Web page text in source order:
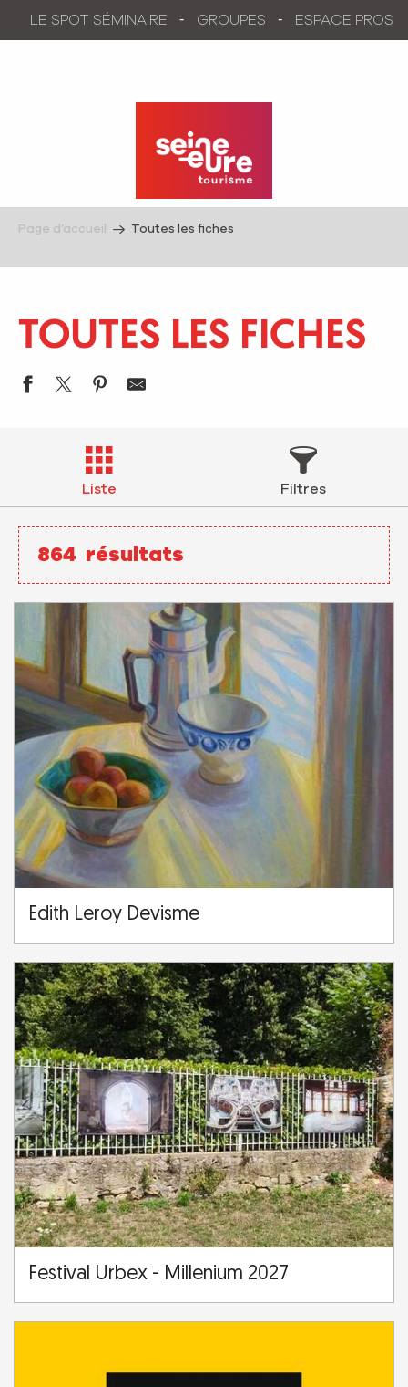
LE SPOT SÉMINAIRE GROUPES ESPACE PROS
Page d’accueil Toutes les fiches
TOUTES LES FICHES
Liste Filtres
864 résultats
Edith Leroy Devisme
Festival Urbex - Millenium 2027